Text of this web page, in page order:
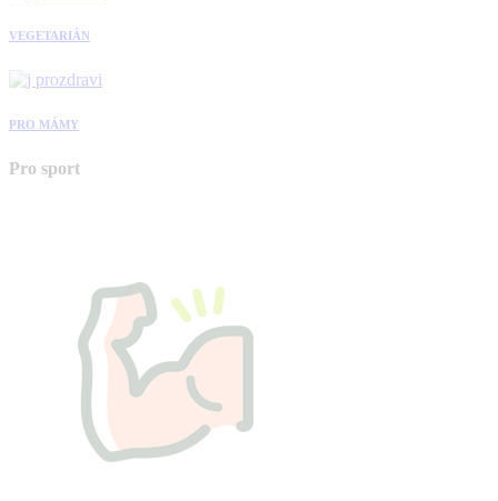
VEGETARIÁN
PRO MÁMY
Pro sport